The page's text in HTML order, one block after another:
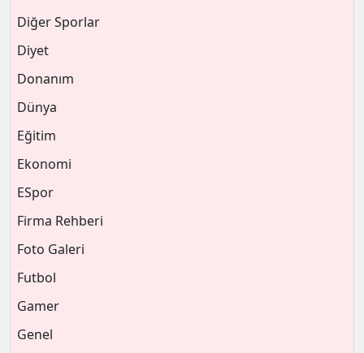
Diğer Sporlar
Diyet
Donanım
Dünya
Eğitim
Ekonomi
ESpor
Firma Rehberi
Foto Galeri
Futbol
Gamer
Genel